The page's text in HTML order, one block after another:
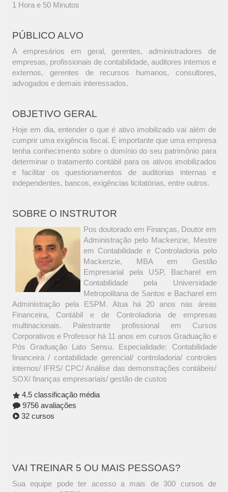
1 Hora e 50 Minutos
PÚBLICO ALVO
A empresários em geral, gerentes, administradores de
empresas, profissionais de contabilidade, auditores internos e
externos, gerentes de recursos humanos, consultores,
advogados e demais interessados.
OBJETIVO GERAL
Hoje em dia, entender o que é ativo imobilizado vai além de
cumprir uma exigência fiscal. É importante que uma empresa
tenha conhecimento sobre o domínio do seu patrimônio para
determinar o tratamento contábil para os ativos imobilizados
e facilitar os questionamentos de auditorias internas e
independentes, bancos, exigências licitatórias, entre outros.
SOBRE O INSTRUTOR
Pos doutorado em Finanças, Doutor em
Administração pelo Mackenzie, Mestre
em Contabilidade e Controladoria pelo
Mackenzie, MBA em Gestão
Empresarial pela USP, Bacharel em
Contabilidade pela Universidade
Metropolitana de Santos e Bacharel em
Administração pela ESPM. Atua há 20 anos nas áreas
Financeira, Contábil e de Controladoria de empresas
multinacionais. Palestrante profissional em Cursos
Corporativos e Professor há 11 anos em cursos Graduação e
Pós Graduação Lato Sensu. Especialidade: Contabilidade
financeira / contabilidade gerencial/ controladoria/ controles
internos/ IFRS/ CPC/ Análise das demonstrações contábeis/
SOX/ finanças empresariais/ gestão de custos
4.5 classificação média
9756 avaliações
32 cursos
VAI TREINAR 5 OU MAIS PESSOAS?
Sua equipe pode ter acesso a mais de 300 cursos de